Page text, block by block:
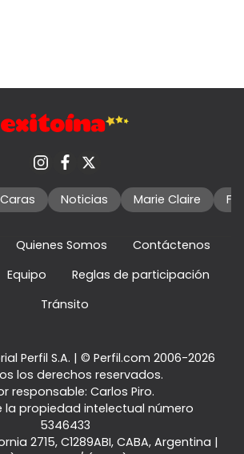
Caras Noticias Marie Claire
Quienes Somos
Contáctenos
Equipo
Reglas de participación
Tránsito
Perfil S.A. | © Perfil.com 2006-2026
los derechos reservados.
responsable: Carlos Piro.
la propiedad intelectual número
5346433
2715, C1289ABI, CABA, Argentina |